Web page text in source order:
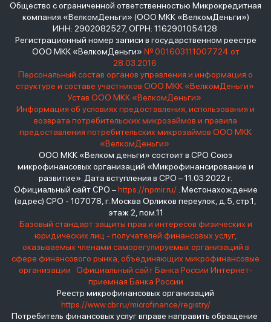
Общество с ограниченной ответственностью Микрокредитная
компания «ВелкомДеньги» (ООО МКК «ВелкомДеньги»)
ИНН: 2902082527, ОГРН: 1162901054128
Регистрационный номер записи в государственном реестре
ООО МКК «ВелкомДеньги» № 001603111007724 от
28.03.2016
Персональный состав органов управления и информация о
структуре и составе участников ООО МКК «ВелкомДеньги»
Устав ООО МКК «ВелкомДеньги»
Информация об условиях предоставления, использования и
возврата потребительских микрозаймов и правила
предоставления потребительских микрозаймов ООО МКК
«ВелкомДеньги»
ООО МКК «Велком деньги» состоит в СРО Союз
микрофинансовых организаций «Микрофинансирование и
развитие». Дата вступления в СРО – 11.03.2022 г.
Официальный сайт СРО –https://npmir.ru/. Местонахождение
(адрес) СРО - 107078, г. Москва Орликов переулок, д.5, стр.1,
этаж 2, пом.11
Базовый стандарт защиты прав и интересов физических и
юридических лиц - получателей финансовых услуг,
оказываемых членами саморегулируемых организаций в
сфере финансового рынка, объединяющих микрофинансовые
организации
Официальный сайт Банка России Интернет-
приемная Банка России
Реестр микрофинансовых организаций
https://www.cbr.ru/microfinance/registry/
Потребитель финансовых услуг вправе направить обращение